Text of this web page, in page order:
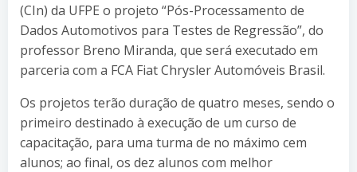
(CIn) da UFPE o projeto “Pós-Processamento de
Dados Automotivos para Testes de Regressão”, do
professor Breno Miranda, que será executado em
parceria com a FCA Fiat Chrysler Automóveis Brasil.
Os projetos terão duração de quatro meses, sendo o
primeiro destinado à execução de um curso de
capacitação, para uma turma de no máximo cem
alunos; ao final, os dez alunos com melhor